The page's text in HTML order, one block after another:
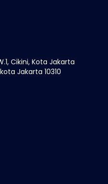
Cikini, Kota Jakarta
Jakarta 10310